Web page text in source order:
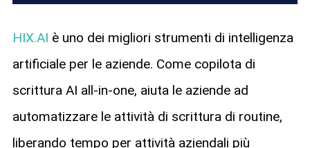
HIX.AI è uno dei migliori strumenti di intelligenza
artificiale per le aziende. Come copilota di
scrittura AI all-in-one, aiuta le aziende ad
automatizzare le attività di scrittura di routine,
liberando tempo per attività aziendali più